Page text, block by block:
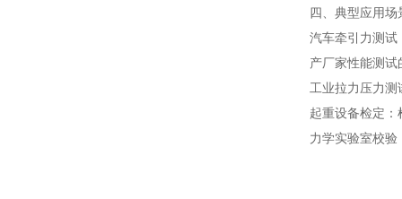
四、典型应用场
汽车牵引力测试
产厂家性能测试
工业拉力压力测
起重设备检定
力学实验室校